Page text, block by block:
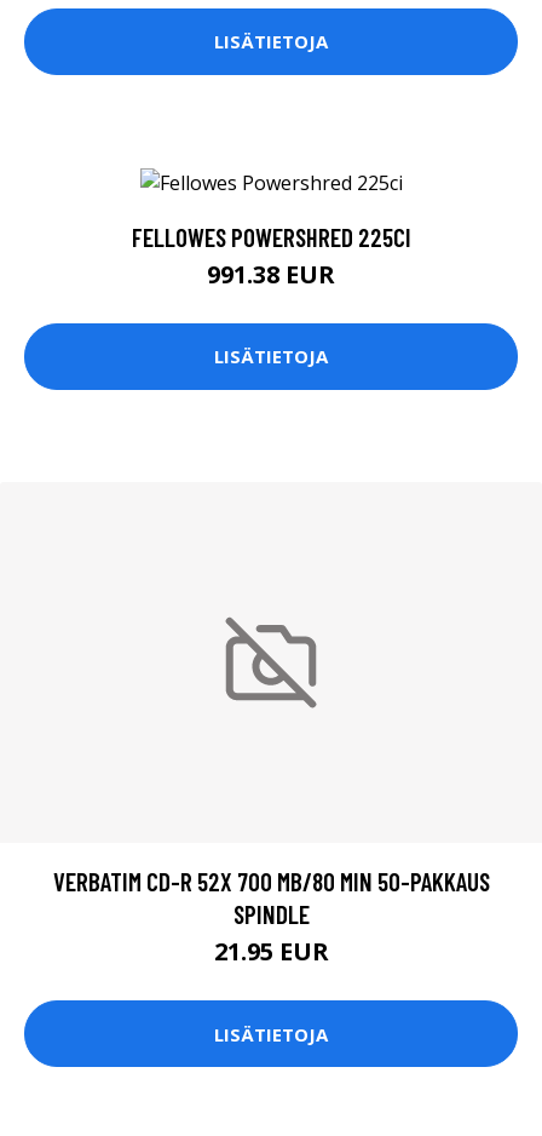
LISÄTIETOJA
FELLOWES POWERSHRED 225CI
991.38 EUR
LISÄTIETOJA
VERBATIM CD-R 52X 700 MB/80 MIN 50-PAKKAUS
SPINDLE
21.95 EUR
LISÄTIETOJA